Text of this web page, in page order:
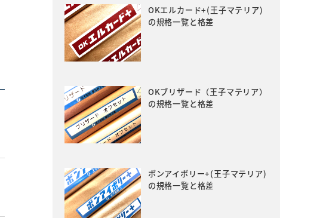
OKエルカード+(王子マテリア)
の規格一覧と格差
OKブリザード（王子マテリア）
の規格一覧と格差
ボンアイボリー+(王子マテリア)
の規格一覧と格差